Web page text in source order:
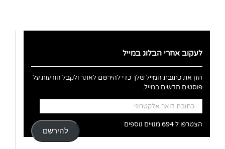
לעקוב אחרי הבלוג במייל
הזן את כתובת המייל שלך כדי להירשם לאתר ולקבל הודעות על
פוסטים חדשים במייל.
כתובת
דואר
אלקטרוני
להירשם
הצטרפו ל 694 מנויים נוספים